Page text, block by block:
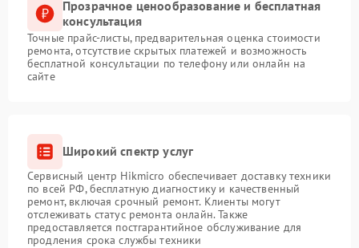
Прозрачное ценообразование и бесплатная
консультация
Точные прайс-листы, предварительная оценка стоимости
ремонта, отсутствие скрытых платежей и возможность
бесплатной консультации по телефону или онлайн на
сайте
Широкий спектр услуг
Сервисный центр Hikmicro обеспечивает доставку техники
по всей РФ, бесплатную диагностику и качественный
ремонт, включая срочный ремонт. Клиенты могут
отслеживать статус ремонта онлайн. Также
предоставляется постгарантийное обслуживание для
продления срока службы техники